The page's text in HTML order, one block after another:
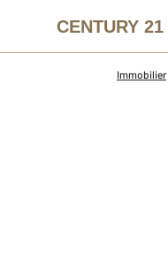
CENTURY 21
Immobilier